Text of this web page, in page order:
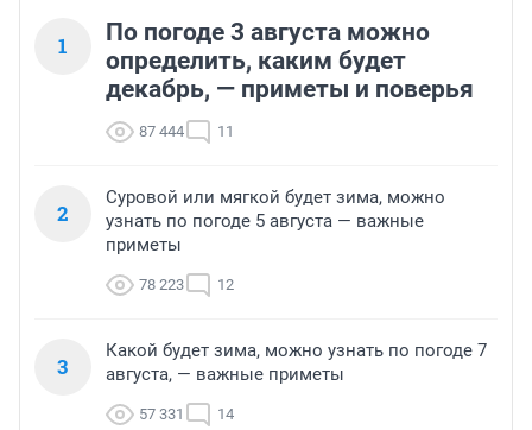
1
По погоде 3 августа можно
определить, каким будет
декабрь, — приметы и поверья
87 444 11
2
Суровой или мягкой будет зима, можно
узнать по погоде 5 августа — важные
приметы
78 223 12
3
Какой будет зима, можно узнать по погоде 7
августа, — важные приметы
57 331 14